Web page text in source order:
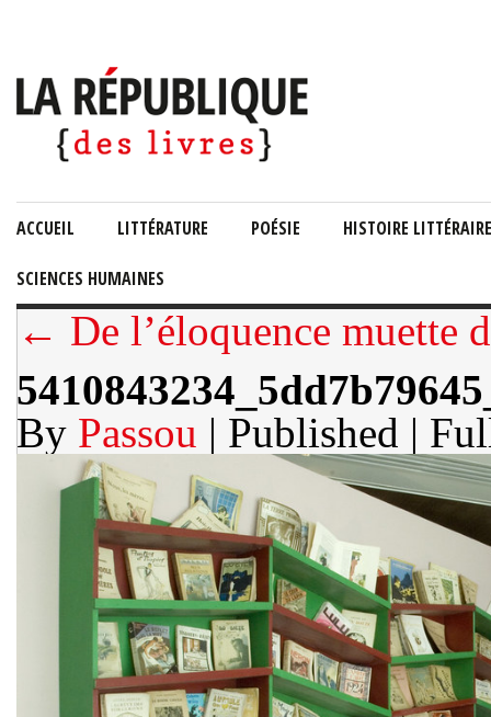
ACCUEIL LITTÉRATURE POÉSIE HISTOIRE LITTÉRAIRE
SCIENCES HUMAINES
← De l’éloquence muette
By Passou | Published |